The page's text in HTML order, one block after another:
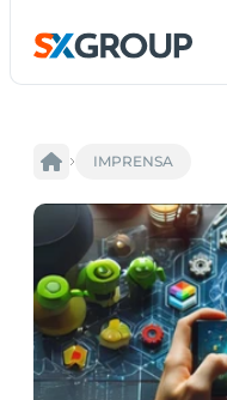
IMPRENSA